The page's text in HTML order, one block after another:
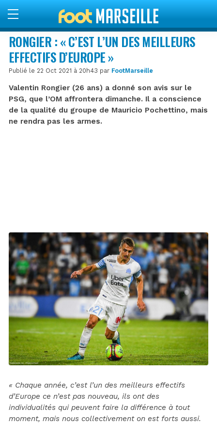
RONGIER : « C’EST L’UN DES MEILLEURS
EFFECTIFS D’EUROPE »
Publié le 22 Oct 2021 à 20h43 par FootMarseille
Valentin Rongier (26 ans) a donné son avis sur le
PSG, que l’OM affrontera dimanche. Il a conscience
de la qualité du groupe de Mauricio Pochettino, mais
ne rendra pas les armes.
« Chaque année, c’est l’un des meilleurs effectifs
d’Europe ce n’est pas nouveau, ils ont des
individualités qui peuvent faire la différence à tout
moment, mais nous collectivement on est forts aussi.